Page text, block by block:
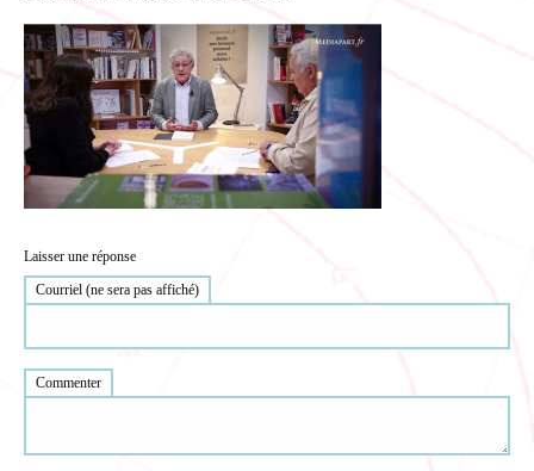
Laisser une réponse
Courriel (ne sera pas affiché)
Commenter